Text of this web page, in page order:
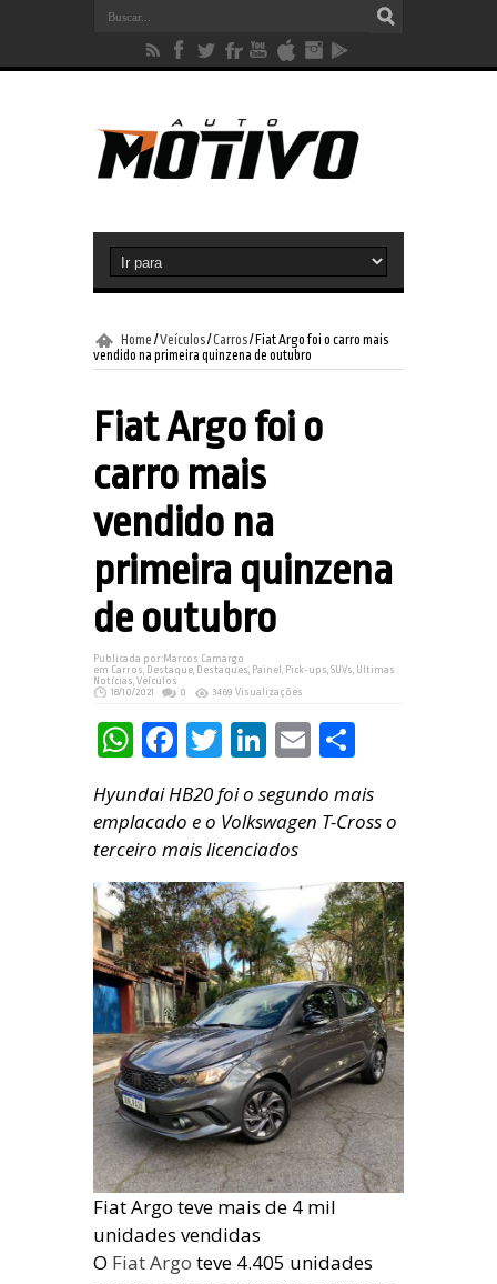
Home /Veículos/Carros/ Fiat Argo foi o carro mais
vendido na primeira quinzena de outubro
Fiat Argo foi o
carro mais
vendido na
primeira quinzena
de outubro
Publicada por: Marcos Camargo
em Carros, Destaque, Destaques, Painel , Pick-ups, SUVs, Últimas
Notícias, Veículos
18/10/2021
0 3469 Visualizações
WhatsApp
Facebook
Twitter
LinkedIn
Email
Hyundai HB20 foi o segundo mais
emplacado e o Volkswagen T-Cross o
terceiro mais licenciados
Fiat Argo teve mais de 4 mil
unidades vendidas
O Fiat Argo teve 4.405 unidades